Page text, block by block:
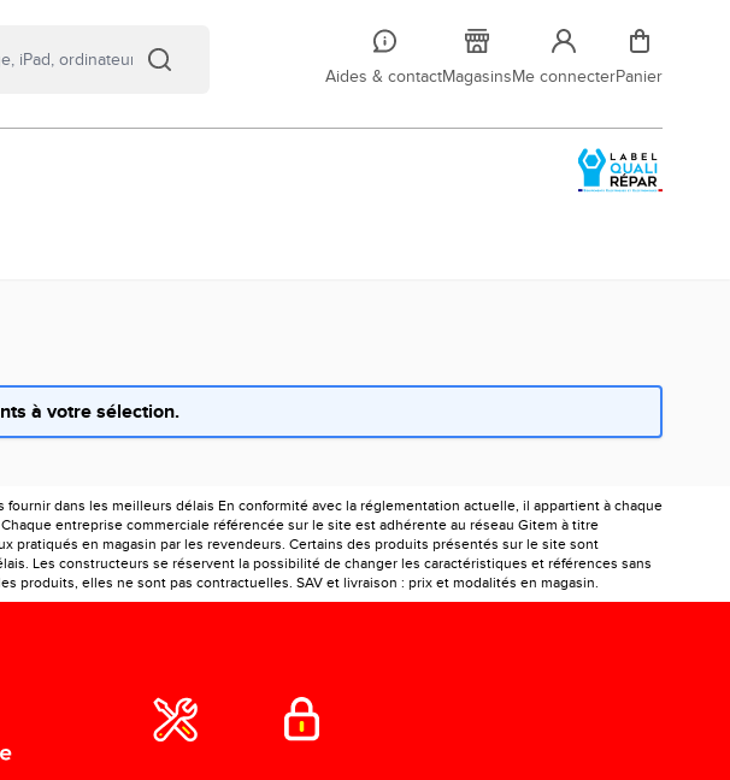
Aides & contactMagasinsMe connecterPanier
à votre sélection.
dans les meilleurs délais En conformité avec la réglementation actuelle, il appartient à chaque
entreprise commerciale référencée sur le site est adhérente au réseau Gitem à titre
en magasin par les revendeurs. Certains des produits présentés sur le site sont
Les constructeurs se réservent la possibilité de changer les caractéristiques et références sans
elles ne sont pas contractuelles. SAV et livraison : prix et modalités en magasin.